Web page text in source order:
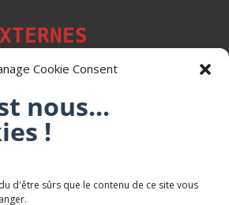
Cookie Consent
nous...
!
d'être sûrs que le contenu de ce site vous
de Mont-Saint-Martin
Daniel FEITE
Martin